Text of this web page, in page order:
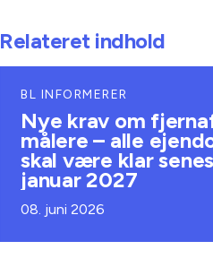
Relateret indhold
BL INFORMERER
Nye krav om
målere – alle
skal være klar
januar 2027
08. juni 2026